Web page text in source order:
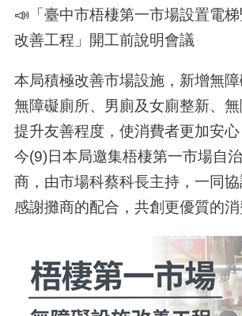
📣「臺中市梧棲第一市場設置電
改善工程」開工前說明會議
本局積極改善市場設施，新增無
無障礙廁所、男廁及女廁整新、
提升友善程度，使消費者更加安心
今(9)日本局邀集梧棲第一市場自
商，由市場科蔡科長主持，一同協
感謝攤商的配合，共創更優質的